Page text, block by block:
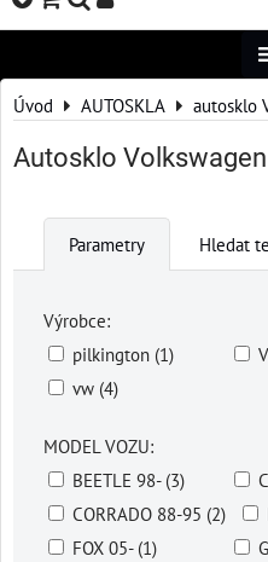
Úvod AUTOSKLA autosklo
Autosklo Volkswagen
Parametry Hledat
Výrobce:
pilkington (1)
vw (4)
MODEL VOZU:
BEETLE 98- (3)
CORRADO 88-95 (2)
FOX 05- (1)